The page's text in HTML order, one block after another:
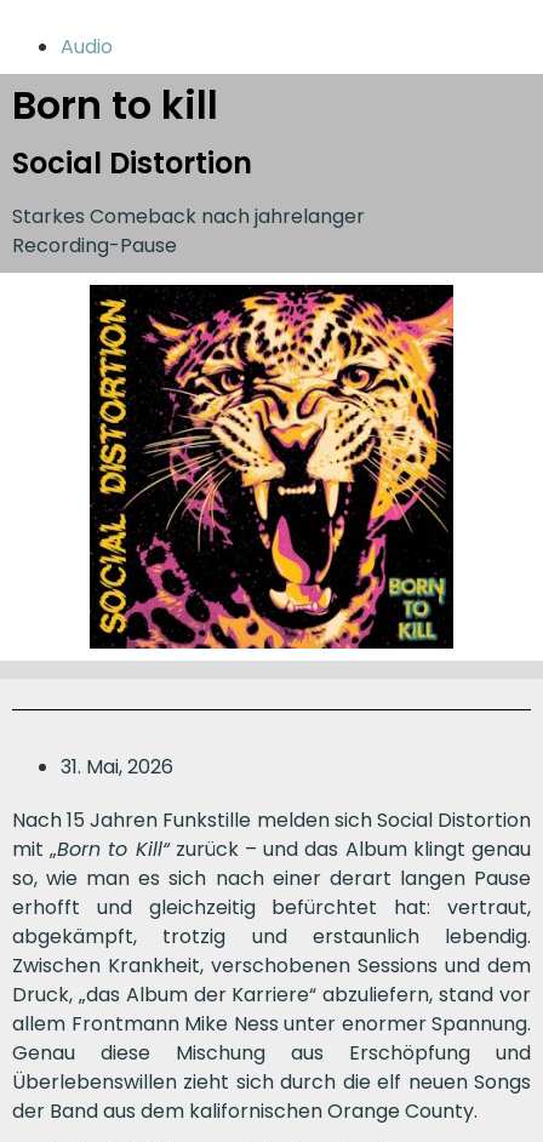
Audio
Born to kill
Social Distortion
Starkes Comeback nach jahrelanger
Recording-Pause
31. Mai, 2026
Nach 15 Jahren Funkstille melden sich Social Distortion
mit „Born to Kill“zurück – und das Album klingt genau
so, wie man es sich nach einer derart langen Pause
erhofft und gleichzeitig befürchtet hat: vertraut,
abgekämpft, trotzig und erstaunlich lebendig.
Zwischen Krankheit, verschobenen Sessions und dem
Druck, „das Album der Karriere“ abzuliefern, stand vor
allem Frontmann Mike Ness unter enormer Spannung.
Genau diese Mischung aus Erschöpfung und
Überlebenswillen zieht sich durch die elf neuen Songs
der Band aus dem kalifornischen Orange County.